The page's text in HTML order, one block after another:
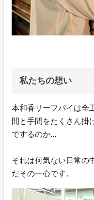
私たちの想い
本和香リーフパイは全
間と手間をたくさん掛
でするのか...
それは何気ない日常の
だその一心です。